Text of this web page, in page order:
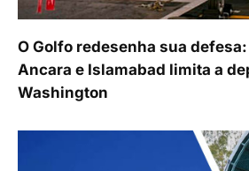
O Golfo redesenha sua
Ancara e Islamabad limita a
Washington